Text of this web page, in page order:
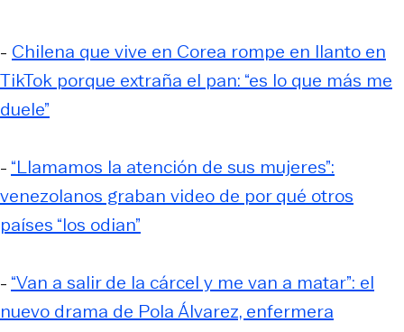
- Chilena que vive en Corea rompe en llanto en
TikTok porque extraña el pan: “es lo que más me
duele”
- “Llamamos la atención de sus mujeres”:
venezolanos graban video de por qué otros
países “los odian”
- “Van a salir de la cárcel y me van a matar”: el
nuevo drama de Pola Álvarez, enfermera